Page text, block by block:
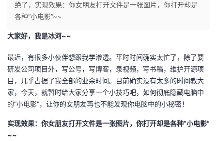
个
人
主
页
我
的
开
者
绝了，实现效果：你女朋友打开文件是一张图片，你打开却是
各种“小电影”~~
大家好，我是冰河~~
最近，有很多小伙伴想跟我学渗透。平时时间确实太忙了，除了要
研发公司项目外，写公号，写博客，录视频，写书稿，维护开源项
目，几乎占据了我全部的业余时间。目前确实没有太多的时间教大
家，今天，就暂时给大家分享一个小技巧吧，如何彻底隐藏电脑中
的“小电影”，让你的女朋友再也不能发现你电脑中的小秘密！
实现效果：你女朋友打开文件是一张图片，你打开却是各种“小电影”
~~